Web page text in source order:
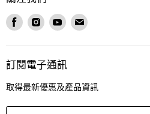
在
Facebook
找
到
我
們
在
Instagram
找
到
我
們
在
Youtube
找
到
我
們
在
郵
我
訂閱電子通訊
取得最新優惠及產品資訊